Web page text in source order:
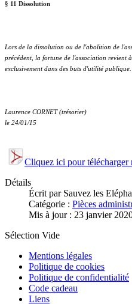
§ 11 Dissolution
Lors de la dissolution ou de l'abolition de
précédent, la fortune de l'association revient
exclusivement dans des buts d'utilité publique.
Laurence CORNET (trésorier)
le 24/01/15
Cliquez ici pour télécharger
Détails
Écrit par Sauvez les
Catégorie : Pièces
Mis à jour : 23 janvier
Sélection Vide
Mentions légales
Politique de cookies
Politique de confidentialité
Code cadeau
Liens